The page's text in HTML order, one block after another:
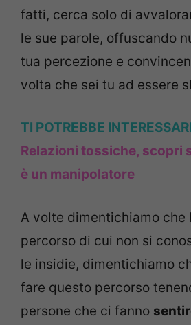
fatti, cerca solo di
le sue parole, offuscando
tua percezione e
volta che sei tu ad essere
TI POTREBBE
Relazioni tossiche, scopri
è un manipolatore
A volte dimentichiamo che
percorso di cui non si
le insidie, dimentichiamo
fare questo percorso
persone che ci fanno